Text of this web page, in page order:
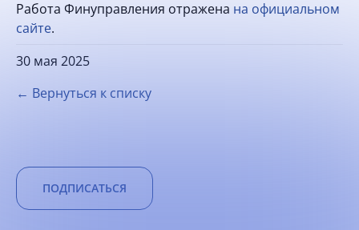
Работа Финуправления отражена на официальном
сайте.
30 мая 2025
← Вернуться к списку
ПОДПИСАТЬСЯ